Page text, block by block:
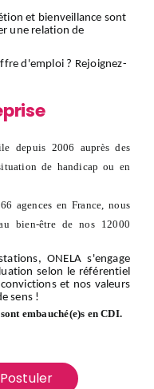
et bienveillance sont
une relation de
d'emploi ? Rejoignez-
depuis 2006 auprès des
de handicap ou en
agences en France, nous
bien-être de nos 12000
ONELA s'engage
selon le référentiel
et nos valeurs
sens !
embauché(e)s en CDI.
Postuler